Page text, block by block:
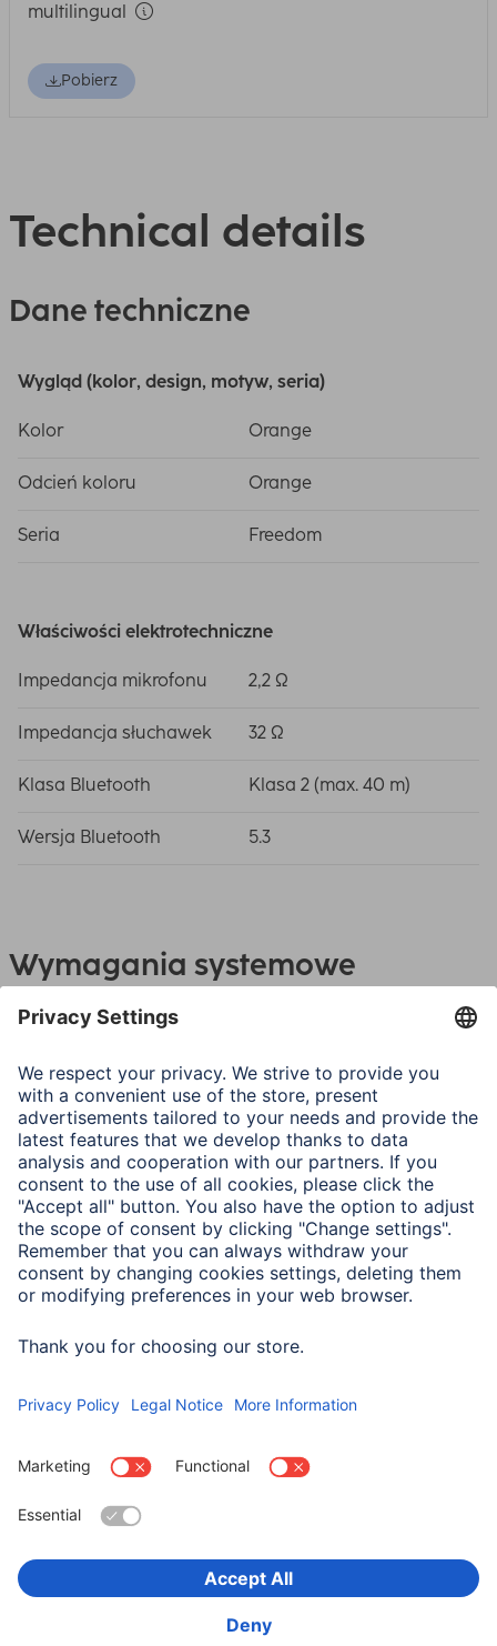
multilingual
Pobierz
Technical details
Dane techniczne
Wygląd (kolor, design, motyw, seria)
Kolor Orange
Odcień koloru Orange
Seria Freedom
Właściwości elektrotechniczne
Impedancja mikrofonu 2,2 Ω
Impedancja słuchawek 32 Ω
Klasa Bluetooth Klasa 2 (max. 40 m)
Wersja Bluetooth 5.3
Wymagania systemowe
Urządzenie obsługujące technologię Bluetooth
Wskazówki dla użytkownika
Aby sparować słuchawki ze smartfonem przez Bluetooth,
należy wyjąć obie słuchawki z etui ładującego i sparować
je podczas pierwszego połączenia. Jeśli tak się nie stanie,
sparowana zostanie tylko jedna słuchawka. Postępuj
Wybierz kraj
Bezpieczeństwo i ochrona danych